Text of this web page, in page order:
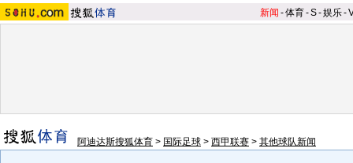
新闻 -体育-S-娱乐-
阿迪达斯搜狐体育 > 国际足球 > 西甲联赛 > 其他球队新闻